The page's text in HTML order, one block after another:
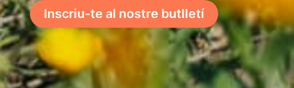
Inscriu-te al nostre butlletí